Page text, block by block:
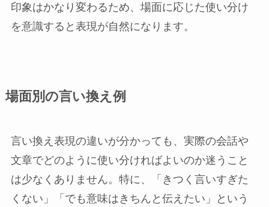
印象はかなり変わるため、場面に応じた使い分け
を意識すると表現が自然になります。
場面別の言い換え例
言い換え表現の違いが分かっても、実際の会話や
文章でどのように使い分ければよいのか迷うこと
は少なくありません。特に、「きつく言いすぎた
くない」「でも意味はきちんと伝えたい」という